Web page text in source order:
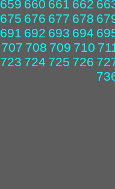
659 660 661 662
675 676 677 678
691 692 693 694
707 708 709 710
723 724 725 726